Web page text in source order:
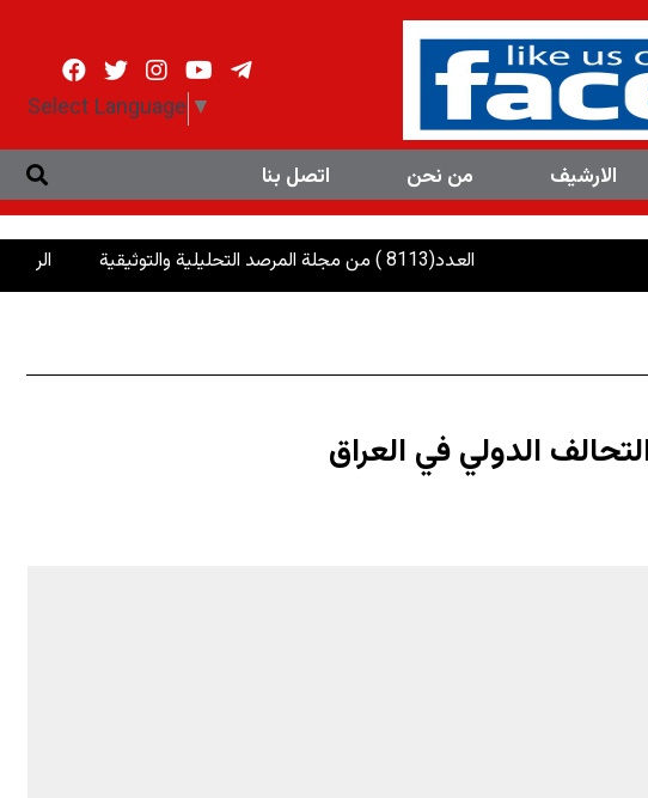
Select Language ▼
الارشیف من نحن اتصل بنا
الرئاسات: إنصاف
الدولي في العراق